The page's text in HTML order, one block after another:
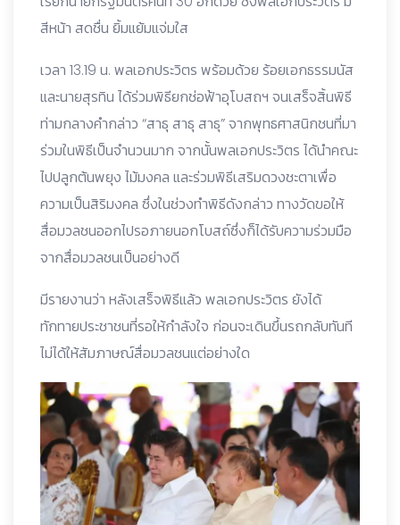
สีหน้า สดชื่น ยิ้มแย้มแจ่มใส
เวลา 13.19 น. พลเอกประวิตร พร้อมด้วย ร้อยเอกธรรมนัส
และนายสุรทิน ได้ร่วมพิธียกช่อฟ้าอุโบสถฯ จนเสร็จสิ้นพิธี
ท่ามกลางคำกล่าว “สาธุ สาธุ สาธุ” จากพุทธศาสนิกชนที่มา
ร่วมในพิธีเป็นจำนวนมาก จากนั้นพลเอกประวิตร ได้นำคณะ
ไปปลูกต้นพยุง ไม้มงคล และร่วมพิธีเสริมดวงชะตาเพื่อ
ความเป็นสิริมงคล ซึ่งในช่วงทำพิธีดังกล่าว ทางวัดขอให้
สื่อมวลชนออกไปรอภายนอกโบสถ์ซึ่งก็ได้รับความร่วมมือ
จากสื่อมวลชนเป็นอย่างดี
มีรายงานว่า หลังเสร็จพิธีแล้ว พลเอกประวิตร ยังได้
ทักทายประชาชนที่รอให้กำลังใจ ก่อนจะเดินขึ้นรถกลับทันที
ไม่ได้ให้สัมภาษณ์สื่อมวลชนแต่อย่างใด